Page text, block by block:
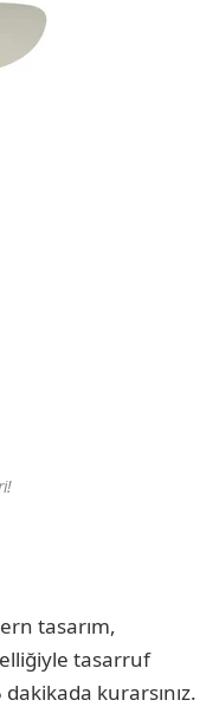
tasarım,
tasarruf
kurarsınız.